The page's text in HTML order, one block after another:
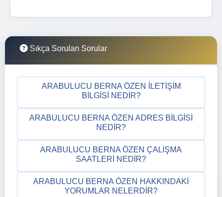
Sıkça Sorulan Sorular
ARABULUCU BERNA ÖZEN İLETIŞIM
BILGISI NEDIR?
ARABULUCU BERNA ÖZEN ADRES BILGISI
NEDIR?
ARABULUCU BERNA ÖZEN ÇALIŞMA
SAATLERI NEDIR?
ARABULUCU BERNA ÖZEN HAKKINDAKI
YORUMLAR NELERDIR?